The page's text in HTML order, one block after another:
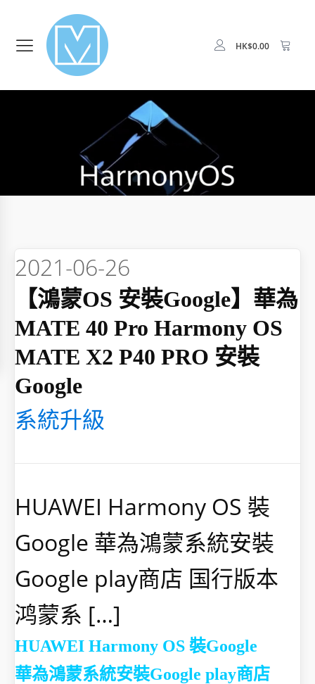
HK$0.00
2021-06-26
【鴻蒙OS 安裝Google】華為
MATE 40 Pro Harmony OS
MATE X2 P40 PRO 安裝
Google
系統升級
HUAWEI Harmony OS 裝
Google 華為鴻蒙系統安裝
Google play商店 国行版本
鸿蒙系 […]
HUAWEI Harmony OS 裝Google
華為鴻蒙系統安裝Google play商店